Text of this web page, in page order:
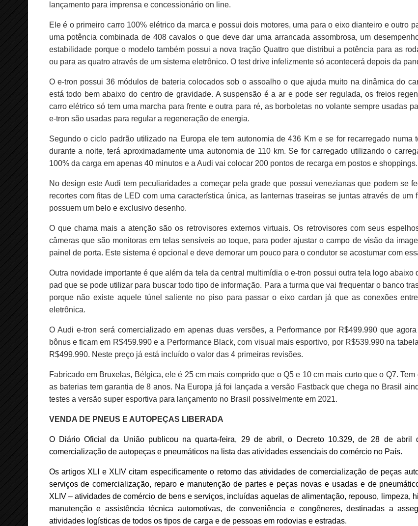
lançamento para imprensa e concessionário on line.
Ele é o primeiro carro 100% elétrico da marca e possui dois motores, uma para o eixo dianteiro e outro
uma potência combinada de 408 cavalos o que deve dar uma arrancada assombrosa, um
estabilidade porque o modelo também possui a nova tração Quattro que distribui a potência para as
ou para as quatro através de um sistema eletrônico. O test drive infelizmente só acontecerá depois da
O e-tron possui 36 módulos de bateria colocados sob o assoalho o que ajuda muito na dinâmica do
está todo bem abaixo do centro de gravidade. A suspensão é a ar e pode ser regulada, os freios
carro elétrico só tem uma marcha para frente e outra para ré, as borboletas no volante sempre usadas
e-tron são usadas para regular a regeneração de energia.
Segundo o ciclo padrão utilizado na Europa ele tem autonomia de 436 Km e se for recarregado numa
durante a noite, terá aproximadamente uma autonomia de 110 km. Se for carregado utilizando o
100% da carga em apenas 40 minutos e a Audi vai colocar 200 pontos de recarga em postos e shoppings.
No design este Audi tem peculiaridades a começar pela grade que possui venezianas que podem se
recortes com fitas de LED com uma característica única, as lanternas traseiras se juntas através de um
possuem um belo e exclusivo desenho.
O que chama mais a atenção são os retrovisores externos virtuais. Os retrovisores com seus
câmeras que são monitoras em telas sensíveis ao toque, para poder ajustar o campo de visão da
painel de porta. Este sistema é opcional e deve demorar um pouco para o condutor se acostumar com
Outra novidade importante é que além da tela da central multimídia o e-tron possui outra tela logo abaixo
pad que se pode utilizar para buscar todo tipo de informação. Para a turma que vai frequentar o banco
porque não existe aquele túnel saliente no piso para passar o eixo cardan já que as conexões
eletrônica.
O Audi e-tron será comercializado em apenas duas versões, a Performance por R$499.990 que
bônus e ficam em R$459.990 e a Performance Black, com visual mais esportivo, por R$539.990 na
R$499.990. Neste preço já está incluído o valor das 4 primeiras revisões.
Fabricado em Bruxelas, Bélgica, ele é 25 cm mais comprido que o Q5 e 10 cm mais curto que o Q7.
as baterias tem garantia de 8 anos. Na Europa já foi lançada a versão Fastback que chega no Brasil
testes a versão super esportiva para lançamento no Brasil possivelmente em 2021.
VENDA DE PNEUS E AUTOPEÇAS LIBERADA
O Diário Oficial da União publicou na quarta-feira, 29 de abril, o Decreto 10.329, de 28 de abril
comercialização de autopeças e pneumáticos na lista das atividades essenciais do comércio no País.
Os artigos XLI e XLIV citam especificamente o retorno das atividades de comercialização de peças
serviços de comercialização, reparo e manutenção de partes e peças novas e usadas e de
XLIV – atividades de comércio de bens e serviços, incluídas aquelas de alimentação, repouso, limpeza,
manutenção e assistência técnica automotivas, de conveniência e congêneres, destinadas a
atividades logísticas de todos os tipos de carga e de pessoas em rodovias e estradas.